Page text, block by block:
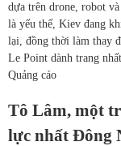
dựa trên drone, robot
là yếu thế, Kiev đang
lại, đồng thời làm thay
Le Point dành trang
Quảng cáo
Tô Lâm, một
lực nhất Đông